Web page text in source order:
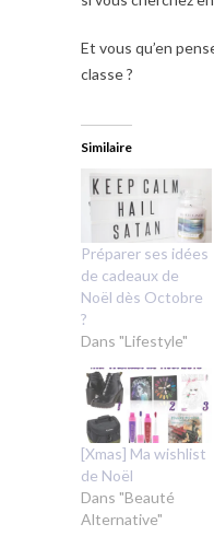
Et vous qu’en
classe ?
Similaire
Préparer ses idées
de cadeaux de
Noël dès Octobre
?
Dans "Lifestyle"
[Xmas] Ma wishlist
de Noël
Dans "Beauté
Alternative"